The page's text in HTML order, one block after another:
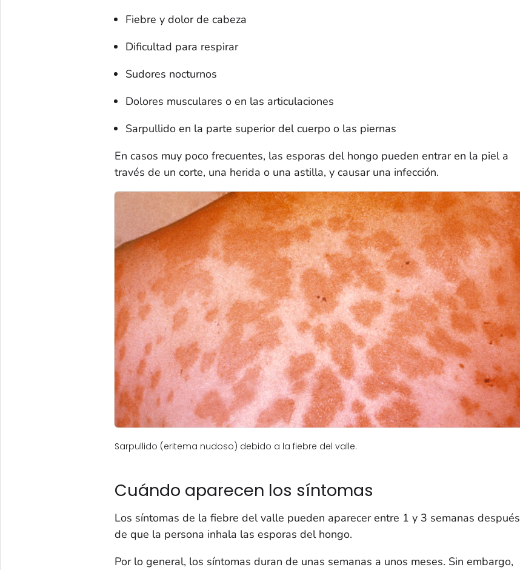
Fiebre y dolor de cabeza
Dificultad para respirar
Sudores nocturnos
Dolores musculares o en las articulaciones
Sarpullido en la parte superior del cuerpo o las piernas
En casos muy poco frecuentes, las esporas del hongo pueden entrar en la piel a
través de un corte, una herida o una astilla, y causar una infección.
Sarpullido (eritema nudoso) debido a la fiebre del valle.
Cuándo aparecen los síntomas
Los síntomas de la fiebre del valle pueden aparecer entre 1 y 3 semanas después
de que la persona inhala las esporas del hongo.
Por lo general, los síntomas duran de unas semanas a unos meses. Sin embargo,